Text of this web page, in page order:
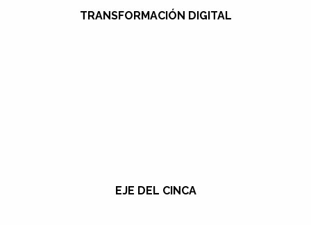
TRANSFORMACIÓN DIGITAL
EJE DEL CINCA